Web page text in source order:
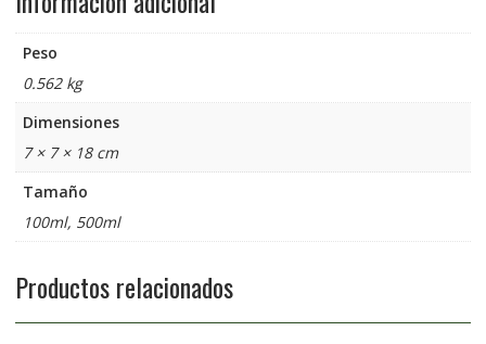
Peso
0.562 kg
Dimensiones
7 × 7 × 18 cm
Tamaño
100ml, 500ml
Productos relacionados